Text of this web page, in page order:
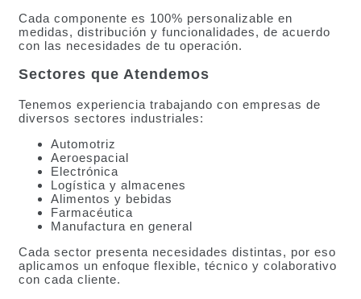
Cada componente es 100% personalizable en
medidas, distribución y funcionalidades, de acuerdo
con las necesidades de tu operación.
Sectores que Atendemos
Tenemos experiencia trabajando con empresas de
diversos sectores industriales:
Automotriz
Aeroespacial
Electrónica
Logística y almacenes
Alimentos y bebidas
Farmacéutica
Manufactura en general
Cada sector presenta necesidades distintas, por eso
aplicamos un enfoque flexible, técnico y colaborativo
con cada cliente.